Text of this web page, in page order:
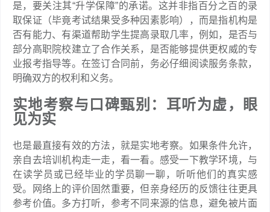
是，要关注其“升学保障”的承诺。这并非指百分之百的录
取保证（毕竟考试结果受多种因素影响），而是指机构是
否有能力、有渠道帮助学生提高录取几率，例如，是否与
部分高职院校建立了合作关系，是否能够提供更权威的专
业报考指导等。在签订合同前，务必仔细阅读服务条款，
明确双方的权利和义务。
实地考察与口碑甄别：耳听为虚，眼
见为实
也是最直接有效的方法，就是实地考察。如果条件允许，
亲自去培训机构走一走，看一看。感受一下教学环境，与
在读学员或已经毕业的学员聊一聊，听听他们的真实感
受。网络上的评价固然重要，但亲身经历的反馈往往更具
参考价值。多方打听，参考不同来源的信息，避免被片面